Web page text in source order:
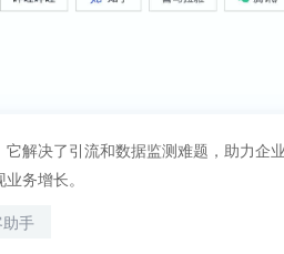
解决了引流和数据监测难题，助力企
务增长。
手